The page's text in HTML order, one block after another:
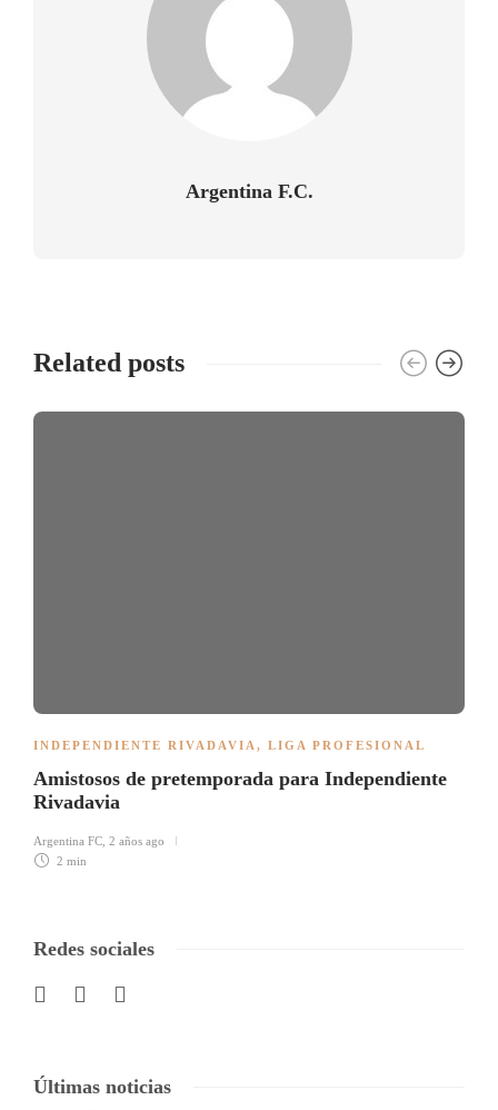
Argentina F.C.
Related posts
INDEPENDIENTE RIVADAVIA , LIGA PROFESIONAL
Amistosos de pretemporada para Independiente
Rivadavia
Argentina FC 2 años ago
2 min
Redes sociales
Últimas noticias